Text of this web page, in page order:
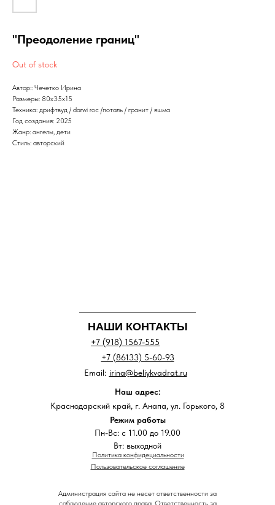
"Преодоление границ"
Out of stock
Автор:: Чечетко Ирина
Размеры: 80х35х15
Техника: дрифтвуд / darwi roc /поталь / гранит / яшма
Год создания: 2025
Жанр: ангелы, дети
Стиль: авторский
Политика конфидециальности
Пользовательское соглашение
НАШИ КОНТАКТЫ
+7 (918) 1567-555
+7 (86133) 5-60-93
Наш адрес:
Краснодарский край, г. Анапа, ул. Горького, 8
Администрация сайта не несет ответственности за
соблюдение авторского права. Ответственность за
Режим работы
Пн-Вс: с 11.00 до 19.00
Вт: выходной
irina@beliykvadrat.ru
Email: